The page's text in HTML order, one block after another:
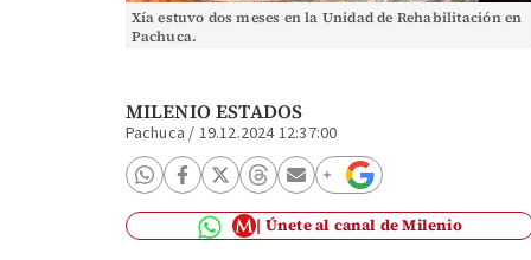
Xía estuvo dos meses en la Unidad de Rehabilitación en
Pachuca.
MILENIO ESTADOS
Pachuca / 19.12.2024 12:37:00
Únete al canal de Milenio